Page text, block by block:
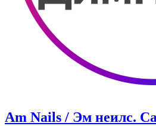
Am Nails / Эм неилс.